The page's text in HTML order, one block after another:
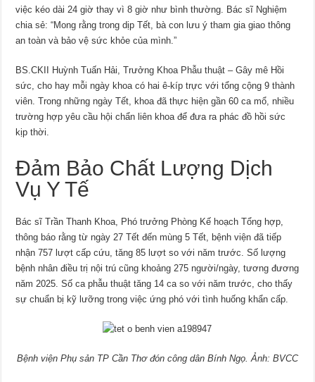
việc kéo dài 24 giờ thay vì 8 giờ như bình thường. Bác sĩ Nghiệm
chia sẻ: “Mong rằng trong dịp Tết, bà con lưu ý tham gia giao thông
an toàn và bảo vệ sức khỏe của mình.”
BS.CKII Huỳnh Tuấn Hải, Trưởng Khoa Phẫu thuật – Gây mê Hồi
sức, cho hay mỗi ngày khoa có hai ê-kíp trực với tổng cộng 9 thành
viên. Trong những ngày Tết, khoa đã thực hiện gần 60 ca mổ, nhiều
trường hợp yêu cầu hội chẩn liên khoa để đưa ra phác đồ hồi sức
kịp thời.
Đảm Bảo Chất Lượng Dịch
Vụ Y Tế
Bác sĩ Trần Thanh Khoa, Phó trưởng Phòng Kế hoạch Tổng hợp,
thông báo rằng từ ngày 27 Tết đến mùng 5 Tết, bệnh viện đã tiếp
nhận 757 lượt cấp cứu, tăng 85 lượt so với năm trước. Số lượng
bệnh nhân điều trị nội trú cũng khoảng 275 người/ngày, tương đương
năm 2025. Số ca phẫu thuật tăng 14 ca so với năm trước, cho thấy
sự chuẩn bị kỹ lưỡng trong việc ứng phó với tình huống khẩn cấp.
Bệnh viện Phụ sản TP Cần Thơ đón công dân Bính Ngọ. Ảnh: BVCC